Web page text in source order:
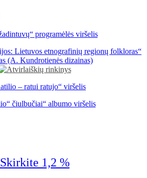
Skirkite 1,2 %